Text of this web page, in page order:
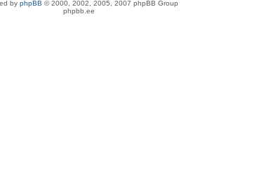
by phpBB © 2000, 2002, 2005, 2007 phpBB Group
phpbb.ee